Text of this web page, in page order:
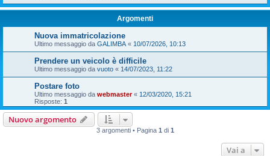
Argomenti
Nuova immatricolazione
Ultimo messaggio da GALIMBA « 10/07/2026, 10:13
Prendere un veicolo è difficile
Ultimo messaggio da vuoto « 14/07/2023, 11:22
Postare foto
Ultimo messaggio da webmaster« 12/03/2020, 15:21
Risposte: 1
Nuovo argomento
3 argomenti • Pagina 1 di 1
Vai a